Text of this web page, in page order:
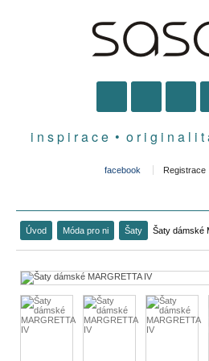
i n s p i r a c e • o r i g i n a l i
facebook Registrace
Úvod Móda pro ni Šaty Šaty dámské